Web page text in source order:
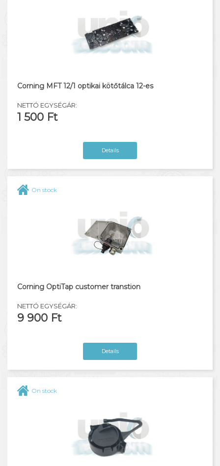
Corning MFT 12/1 optikai kötőtálca 12-es
NETTÓ EGYSÉGÁR:
1 500 Ft
Details
On stock
Corning OptiTap customer transtion
NETTÓ EGYSÉGÁR:
9 900 Ft
Details
On stock